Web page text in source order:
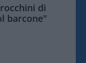
di
barcone"